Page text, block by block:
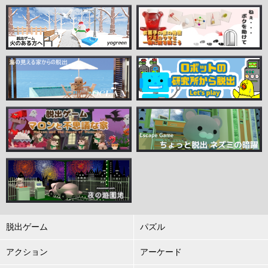
脱出ゲーム パズル
アクション アーケード